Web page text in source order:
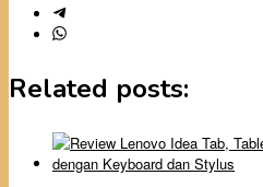
Related posts: